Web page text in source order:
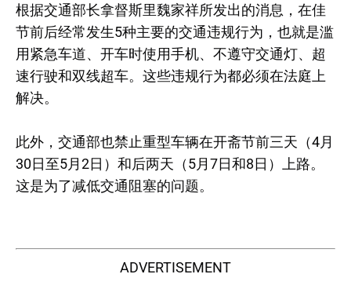
根据交通部长拿督斯里魏家祥所发出的消息，在佳
节前后经常发生5种主要的交通违规行为，也就是滥
用紧急车道、开车时使用手机、不遵守交通灯、超
速行驶和双线超车。这些违规行为都必须在法庭上
解决。
此外，交通部也禁止重型车辆在开斋节前三天（4月
30日至5月2日）和后两天（5月7日和8日）上路。
这是为了减低交通阻塞的问题。
ADVERTISEMENT